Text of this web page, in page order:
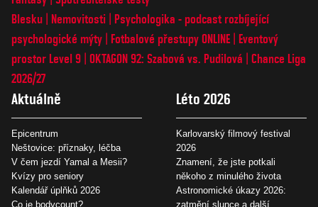
Blesku
Nemovitosti
Psychologika - podcast rozbíjející
psychologické mýty
Fotbalové přestupy ONLINE
Eventový
prostor Level 9 OKTAGON 92: Szabová vs. Pudilová
Chance Liga
2026/27
Aktuálně
Epicentrum
Neštovice: příznaky, léčba
V čem jezdí Yamal a Mesii?
Kvízy pro seniory
Kalendář úplňků 2026
Co je bodycount?
Léto 2026
Karlovarský filmový festival
2026
Znamení, že jste potkali
někoho z minulého života
Astronomické úkazy 2026:
zatmění slunce a další